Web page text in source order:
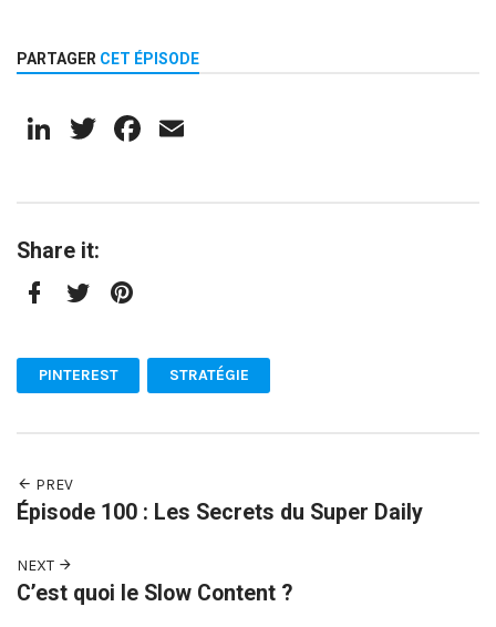
PARTAGER CET ÉPISODE
LinkedIn
TwitterFacebook
Share it:
PINTEREST STRATÉGIE
PREV
Épisode 100 : Les Secrets du Super Daily
NEXT
C’est quoi le Slow Content ?